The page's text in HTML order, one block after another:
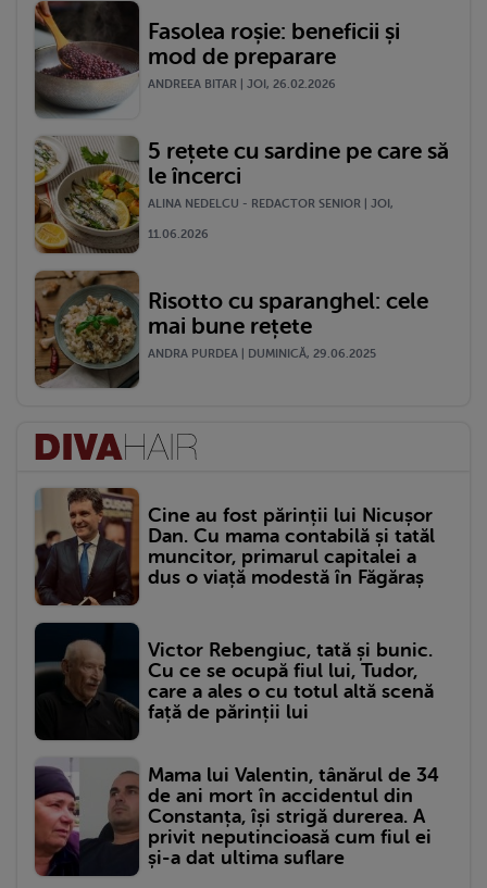
Fasolea roșie: beneficii și
mod de preparare
ANDREEA BITAR | JOI, 26.02.2026
5 rețete cu sardine pe care să
le încerci
ALINA NEDELCU - REDACTOR SENIOR | JOI,
11.06.2026
Risotto cu sparanghel: cele
mai bune rețete
ANDRA PURDEA | DUMINICĂ, 29.06.2025
Cine au fost părinții lui Nicușor
Dan. Cu mama contabilă și tatăl
muncitor, primarul capitalei a
dus o viață modestă în Făgăraș
Victor Rebengiuc, tată și bunic.
Cu ce se ocupă fiul lui, Tudor,
care a ales o cu totul altă scenă
față de părinții lui
Mama lui Valentin, tânărul de 34
de ani mort în accidentul din
Constanța, își strigă durerea. A
privit neputincioasă cum fiul ei
și-a dat ultima suflare